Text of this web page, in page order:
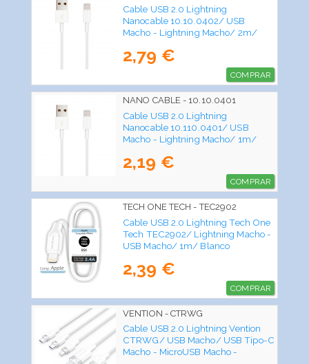
Cable USB 2.0 Lightning
Nanocable 10.10.0402/ USB
Macho - Lightning Macho/ 2m/
2,79 €
COMPRAR
NANO CABLE - 10.10.0401
Cable USB 2.0 Lightning
Nanocable 10.110.0401/ USB
Macho - Lightning Macho/ 1m/
2,19 €
COMPRAR
TECH ONE TECH - TEC2902
Cable USB 2.0 Lightning Tech One
Tech TEC2902/ Lightning Macho -
USB Macho/ 1m/ Blanco
2,39 €
COMPRAR
VENTION - CTRWG
Cable USB 2.0 Lightning Vention
CTRWG/ USB Macho/ USB Tipo-C
Macho - MicroUSB Macho -